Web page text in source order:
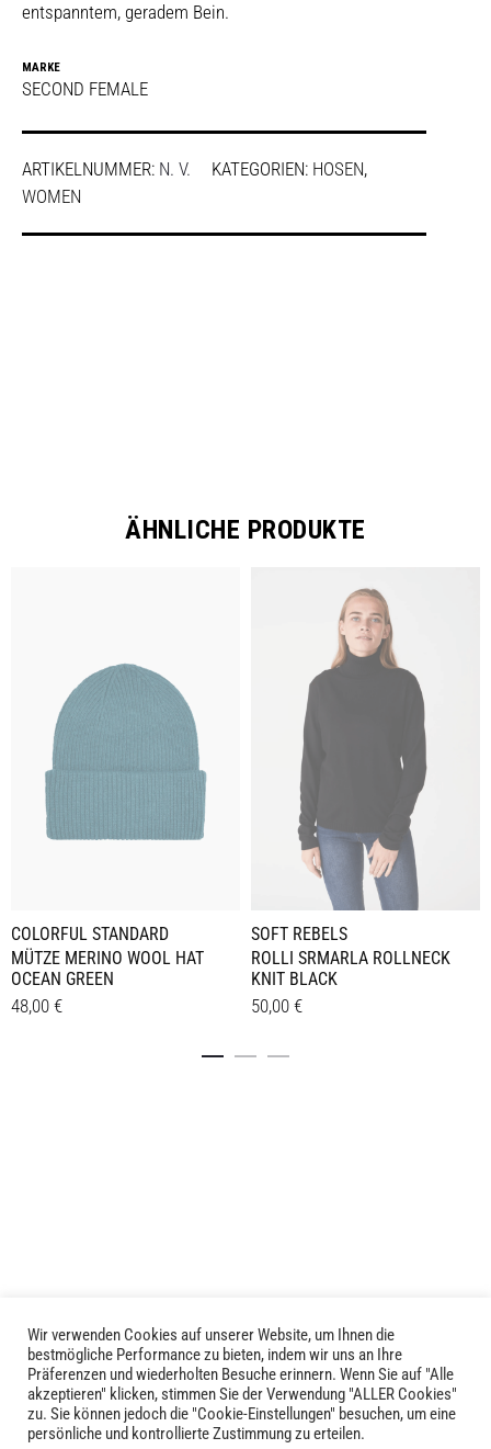
entspanntem, geradem Bein.
MARKE
SECOND FEMALE
ARTIKELNUMMER: N. V. KATEGORIEN: HOSEN,
WOMEN
ÄHNLICHE PRODUKTE
COLORFUL STANDARD
MÜTZE MERINO WOOL HAT
OCEAN GREEN
48,00 €
SOFT REBELS
ROLLI SRMARLA ROLLNECK
KNIT BLACK
50,00 €
Produktseite
gewählt
werden
LIVID © 2024
Kontakt
Versandkosten
Wir verwenden Cookies auf unserer Website, um Ihnen die
bestmögliche Performance zu bieten, indem wir uns an Ihre
Präferenzen und wiederholten Besuche erinnern. Wenn Sie auf "Alle
akzeptieren" klicken, stimmen Sie der Verwendung "ALLER Cookies"
zu. Sie können jedoch die "Cookie-Einstellungen" besuchen, um eine
persönliche und kontrollierte Zustimmung zu erteilen.